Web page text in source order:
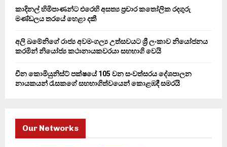
කාදිනල් හිමිපාණන්ට එරෙහි අසත්‍ය ප්‍රචාර කතෝලික රදගුරු
මණ්ඩලය තරයේ හෙළා දකී
අලි ඛමේනිගේ රාජ්‍ය අවමංගල්‍ය උත්සවයට ශ්‍රී ලංකාව නියෝජනය
කරමින් නියෝජ්‍ය කථානායකවරයා සහභාගි වෙයි
චීන කොමියුනිස්ට් පක්ෂයේ 105 වන සංවත්සරය දේශපාලන
නායකයන් රැසකගේ සහභාගිත්වයෙන් කොළඹදී සමරයි
Our Networks